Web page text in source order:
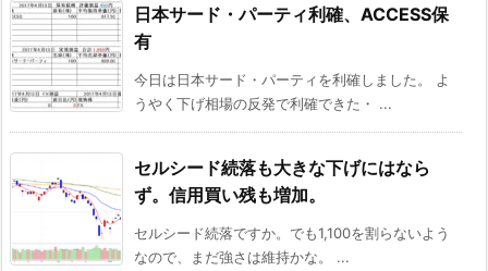
日本サード・パーティ利確、ACCESS保
有
今日は日本サード・パーティを利確しました。 よ
うやく下げ相場の反発で利確できた・ ...
セルシード続落も大きな下げにはなら
ず。信用買い残も増加。
セルシード続落ですか。でも1,100を割らないよう
なので、まだ強さは維持かな。 ...